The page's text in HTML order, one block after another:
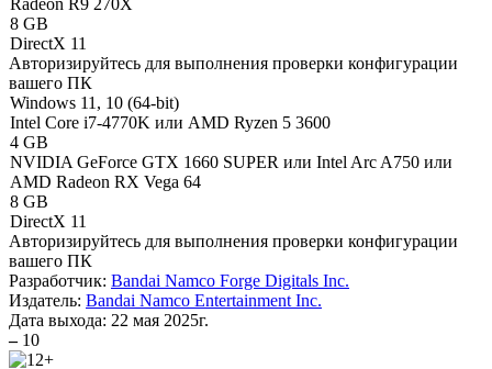
Radeon R9 270X
8 GB
DirectX 11
Авторизируйтесь для выполнения проверки конфигурации
вашего ПК
Windows 11, 10 (64-bit)
Intel Core i7-4770K или AMD Ryzen 5 3600
4 GB
NVIDIA GeForce GTX 1660 SUPER или Intel Arc A750 или
AMD Radeon RX Vega 64
8 GB
DirectX 11
Авторизируйтесь для выполнения проверки конфигурации
вашего ПК
Разработчик: Bandai Namco Forge Digitals Inc.
Издатель: Bandai Namco Entertainment Inc.
Дата выхода: 22 мая 2025г.
– 10